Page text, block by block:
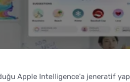
Apple Intelligence'a jeneratif